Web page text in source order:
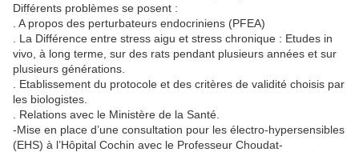
Différents problèmes se posent :
. A propos des perturbateurs endocriniens (PFEA)
. La Différence entre stress aigu et stress chronique : Etudes in
vivo, à long terme, sur des rats pendant plusieurs années et sur
plusieurs générations.
. Etablissement du protocole et des critères de validité choisis par
les biologistes.
. Relations avec le Ministère de la Santé.
-Mise en place d’une consultation pour les électro-hypersensibles
(EHS) à l’Hôpital Cochin avec le Professeur Choudat-